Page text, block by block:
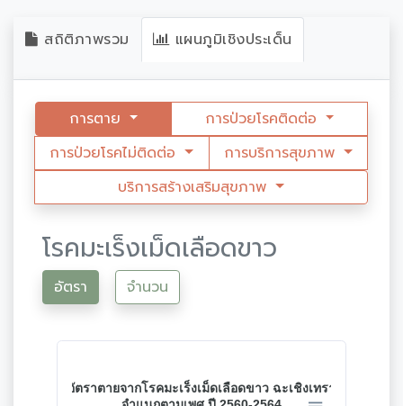
สถิติภาพรวม แผนภูมิเชิงประเด็น
การตาย
การป่วยโรคติดต่อ
การป่วยโรคไม่ติดต่อ
การบริการสุขภาพ
บริการสร้างเสริมสุขภาพ
โรคมะเร็งเม็ดเลือดขาว
อัตรา จำนวน